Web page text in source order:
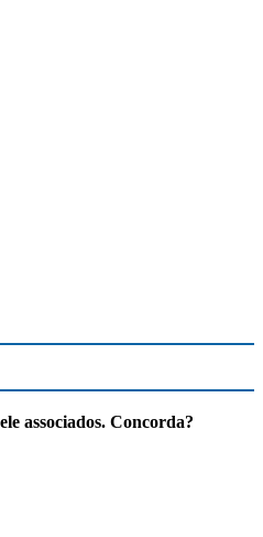
associados. Concorda?